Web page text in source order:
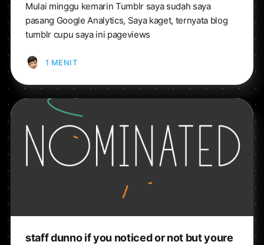
Mulai minggu kemarin Tumblr saya sudah saya
pasang Google Analytics, Saya kaget, ternyata blog
tumblr cupu saya ini pageviews
1 MENIT
staff dunno if you noticed or not but youre